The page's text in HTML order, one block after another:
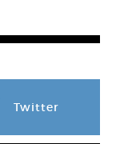
Twitter